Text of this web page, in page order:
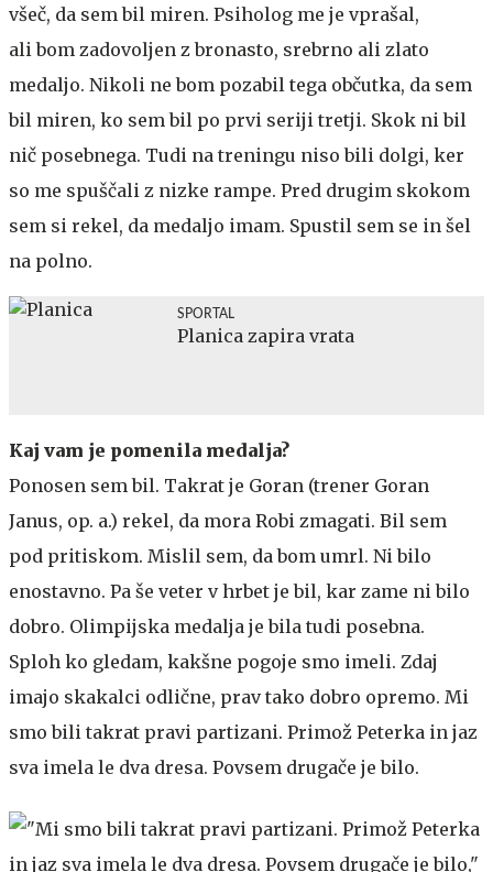
všeč, da sem bil miren. Psiholog me je vprašal,
ali bom zadovoljen z bronasto, srebrno ali zlato
medaljo. Nikoli ne bom pozabil tega občutka, da sem
bil miren, ko sem bil po prvi seriji tretji. Skok ni bil
nič posebnega. Tudi na treningu niso bili dolgi, ker
so me spuščali z nizke rampe. Pred drugim skokom
sem si rekel, da medaljo imam. Spustil sem se in šel
na polno.
SPORTAL
Planica zapira vrata
Kaj vam je pomenila medalja?
Ponosen sem bil. Takrat je Goran (trener Goran
Janus, op. a.) rekel, da mora Robi zmagati. Bil sem
pod pritiskom. Mislil sem, da bom umrl. Ni bilo
enostavno. Pa še veter v hrbet je bil, kar zame ni bilo
dobro. Olimpijska medalja je bila tudi posebna.
Sploh ko gledam, kakšne pogoje smo imeli. Zdaj
imajo skakalci odlične, prav tako dobro opremo. Mi
smo bili takrat pravi partizani. Primož Peterka in jaz
sva imela le dva dresa. Povsem drugače je bilo.